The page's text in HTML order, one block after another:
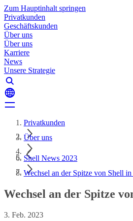
Zum Hauptinhalt springen
Privatkunden
Geschäftskunden
Über uns
Über uns
Karriere
News
Unsere Strategie
Privatkunden
Über uns
Shell News 2023
Wechsel an der Spitze von Shell
Wechsel an der Spitze
3. Feb. 2023